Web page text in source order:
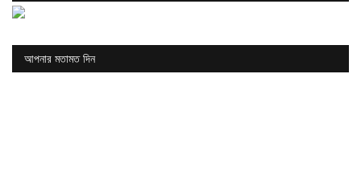
আপনার মতামত দিন